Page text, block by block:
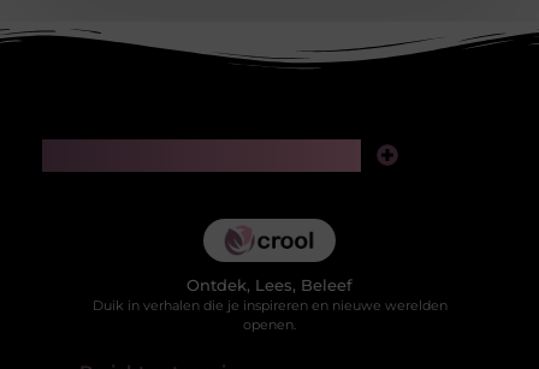
Ontdek, Lees, Beleef
Duik in verhalen die je inspireren en nieuwe werelden
openen.